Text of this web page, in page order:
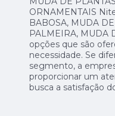
ORNAMENTAIS
BABOSA, MUDA
PALMEIRA, MUDA
opções que são
necessidade. Se
segmento, a
proporcionar um
busca a satisfação